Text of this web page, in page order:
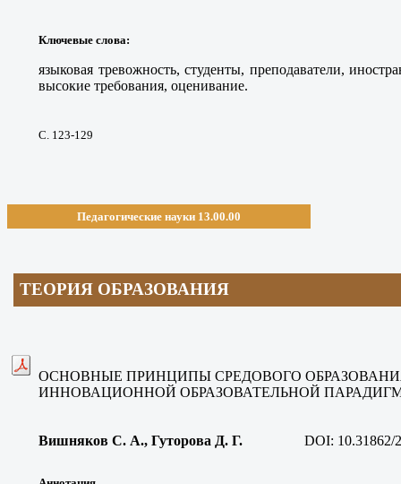
Ключевые слова:
языковая тревожность, студенты, преподаватели,
высокие требования, оценивание.
С. 123-129
Педагогические науки 13.00.00
ТЕОРИЯ ОБРАЗОВАНИЯ
ОСНОВНЫЕ ПРИНЦИПЫ СРЕДОВОГО
ИННОВАЦИОННОЙ ОБРАЗОВАТЕЛЬНОЙ
Вишняков С. А., Гуторова Д. Г. DOI: 10.31862/